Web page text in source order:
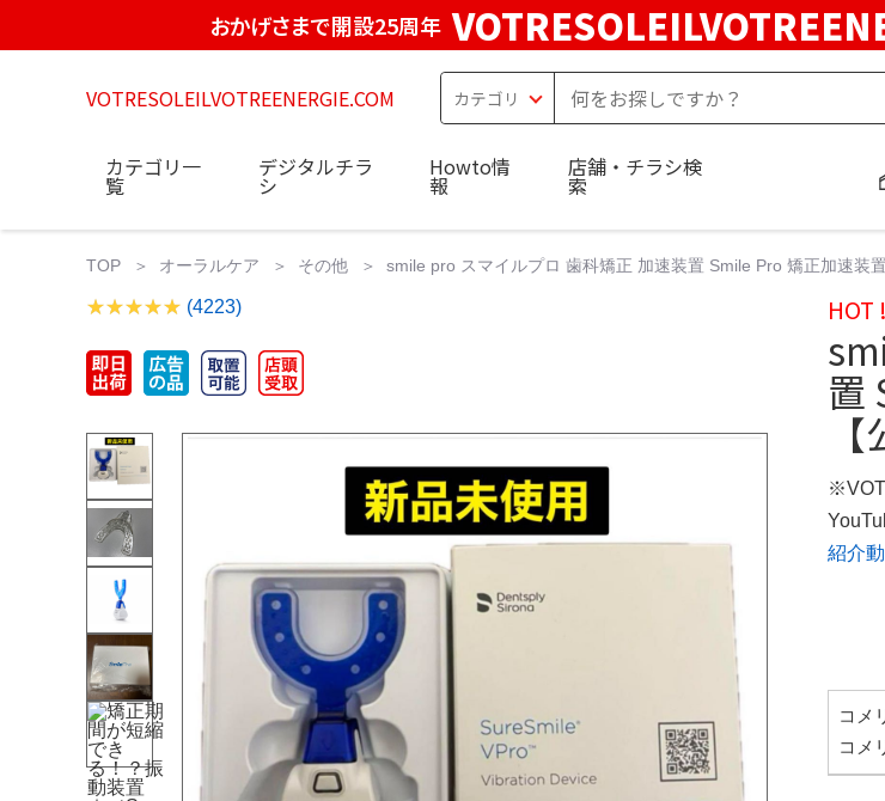
おかげさまで開設25周年
VOTRESOLEILVOTREENERGIE.COM
カテゴリ一
覧
デジタルチラ
シ
Howto情
報
店舗・チラシ検
索
TOP オーラルケア その他 smile pro スマイルプロ 歯科矯正 加速装置 Smile Pro 矯正加速装
(4223) HOT !
置
紹介
コメ
コメ